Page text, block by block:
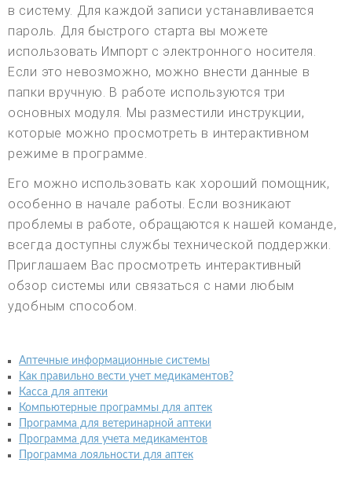
в систему. Для каждой записи устанавливается
пароль. Для быстрого старта вы можете
использовать Импорт с электронного носителя.
Если это невозможно, можно внести данные в
папки вручную. В работе используются три
основных модуля. Мы разместили инструкции,
которые можно просмотреть в интерактивном
режиме в программе.
Его можно использовать как хороший помощник,
особенно в начале работы. Если возникают
проблемы в работе, обращаются к нашей команде,
всегда доступны службы технической поддержки.
Приглашаем Вас просмотреть интерактивный
обзор системы или связаться с нами любым
удобным способом.
Аптечные информационные системы
Как правильно вести учет медикаментов?
Касса для аптеки
Компьютерные программы для аптек
Программа для ветеринарной аптеки
Программа для учета медикаментов
Программа лояльности для аптек